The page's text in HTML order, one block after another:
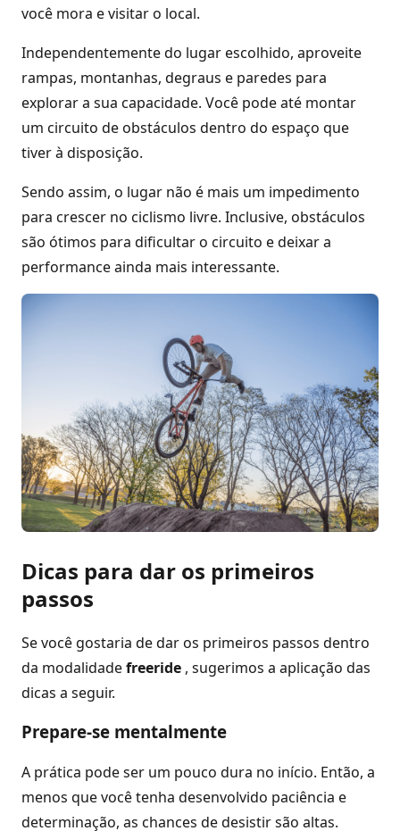
você mora e visitar o local.
Independentemente do lugar escolhido, aproveite
rampas, montanhas, degraus e paredes para
explorar a sua capacidade. Você pode até montar
um circuito de obstáculos dentro do espaço que
tiver à disposição.
Sendo assim, o lugar não é mais um impedimento
para crescer no ciclismo livre. Inclusive, obstáculos
são ótimos para dificultar o circuito e deixar a
performance ainda mais interessante.
Dicas para dar os primeiros
passos
Se você gostaria de dar os primeiros passos dentro
da modalidadefreeride , sugerimos a aplicação das
dicas a seguir.
Prepare-se mentalmente
A prática pode ser um pouco dura no início. Então, a
menos que você tenha desenvolvido paciência e
determinação, as chances de desistir são altas.